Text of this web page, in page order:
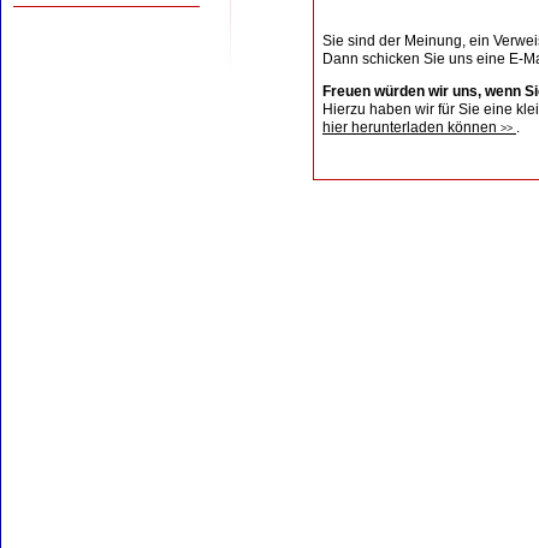
Sie sind der Meinung, ein
Dann schicken Sie uns eine E-
Freuen würden wir uns, wenn
Hierzu haben wir für Sie eine
hier herunterladen können >> .